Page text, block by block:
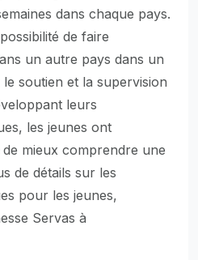
dans chaque pays.
de faire
un autre pays dans un
soutien et la supervision
leurs
les jeunes ont
mieux comprendre une
de détails sur les
pour les jeunes,
Servas à